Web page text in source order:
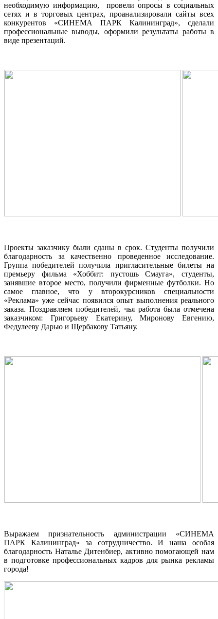
необходимую информацию, провели опросы в социальных
сетях и в торговых центрах, проанализировали сайты всех
конкурентов «СИНЕМА ПАРК Калининград», сделали
профессиональные выводы, оформили результаты работы в
виде презентаций.
Проекты заказчику были сданы в срок. Студенты получили
благодарность за качественно проведенное исследование.
Группа победителей получила пригласительные билеты на
премьеру фильма «Хоббит: пустошь Смауга», студенты,
занявшие второе место, получили фирменные футболки. Но
самое главное, что у второкурсников специальности
«Реклама» уже сейчас появился опыт выполнения реального
заказа. Поздравляем победителей, чья работа была отмечена
заказчиком: Григорьеву Екатерину, Миронову Евгению,
Федулееву Дарью и Щербакову Татьяну.
Выражаем признательность администрации «СИНЕМА
ПАРК Калининград» за сотрудничество. И наша особая
благодарность Наталье Дитенбиер, активно помогающей нам
в подготовке профессиональных кадров для рынка рекламы
города!